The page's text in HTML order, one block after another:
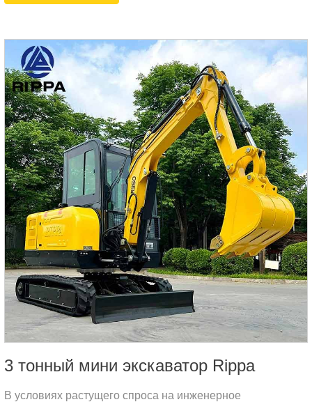
3 тонный мини экскаватор Rippa
В условиях растущего спроса на инженерное